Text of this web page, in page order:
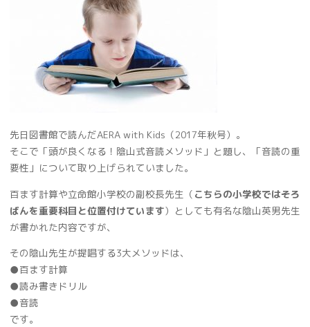
先日図書館で読んだAERA with Kids（2017年秋号）。
そこで「頭が良くなる！陰山式音読メソッド」と題し、「音読の重
要性」について取り上げられていました。
百ます計算や立命館小学校の副校長先生（ こちらの小学校ではそろ
ばんを重要科目と位置付けています）としても有名な陰山英男先生
が書かれた内容ですが、
その陰山先生が提唱する3大メソッドは、
●百ます計算
●読み書きドリル
●音読
です。